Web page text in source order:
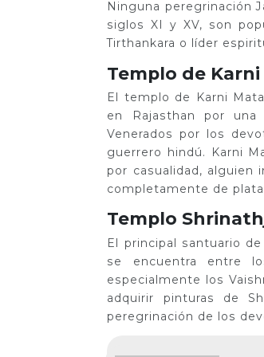
Ninguna peregrinación
siglos XI y XV, son
Tirthankara o líder
Templo de
El templo de Karni
en Rajasthan por una
Venerados por los
guerrero hindú. Karni
por casualidad, alguien
completamente de
Templo
El principal santuario
se encuentra entre
especialmente los
adquirir pinturas de
peregrinación de los